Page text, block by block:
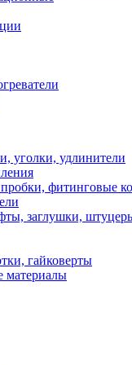
уголки, удлинители
фитинговые
заглушки,
гайковерты
материалы